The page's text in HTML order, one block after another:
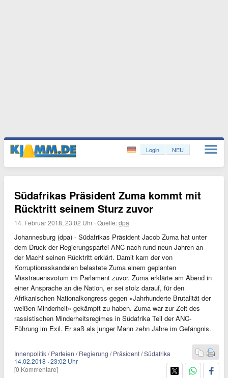
Login NEU
Südafrikas Präsident Zuma kommt mit
Rücktritt seinem Sturz zuvor
14. Februar 2018, 23:02 Uhr ·Quelle:dpa
Johannesburg (dpa) - Südafrikas Präsident Jacob Zuma hat unter
dem Druck der Regierungspartei ANC nach rund neun Jahren an
der Macht seinen Rücktritt erklärt. Damit kam der von
Korruptionsskandalen belastete Zuma einem geplanten
Misstrauensvotum im Parlament zuvor. Zuma erklärte am Abend in
einer Ansprache an die Nation, er sei stolz darauf, für den
Afrikanischen Nationalkongress gegen «Jahrhunderte Brutalität der
weißen Minderheit» gekämpft zu haben. Zuma war zur Zeit des
rassistischen Minderheitsregimes in Südafrika Teil der ANC-
Führung im Exil. Er saß als junger Mann zehn Jahre im Gefängnis.
Innenpolitik / Parteien / Regierung / Präsident / Südafrika
14.02.2018 ·23:02 Uhr
[0 Kommentare]